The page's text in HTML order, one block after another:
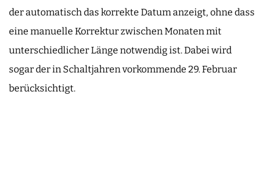
der automatisch das korrekte Datum anzeigt, ohne dass
eine manuelle Korrektur zwischen Monaten mit
unterschiedlicher Länge notwendig ist. Dabei wird
sogar der in Schaltjahren vorkommende 29. Februar
berücksichtigt.